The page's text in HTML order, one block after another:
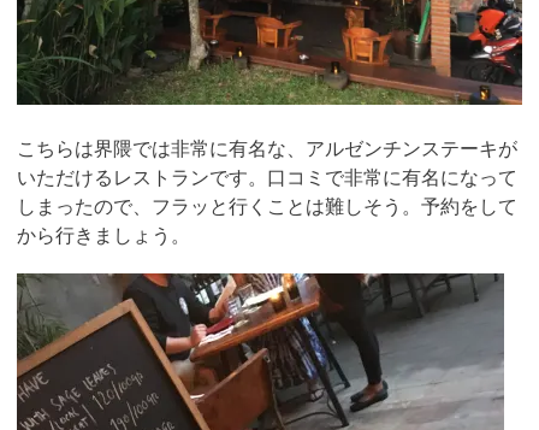
こちらは界隈では非常に有名な、アルゼンチンステーキが
いただけるレストランです。口コミで非常に有名になって
しまったので、フラッと行くことは難しそう。予約をして
から行きましょう。